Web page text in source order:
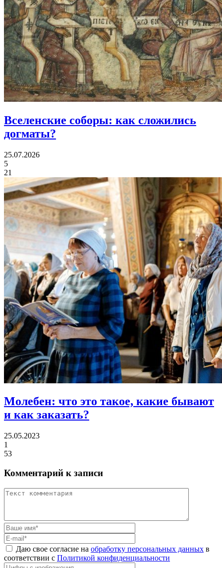
Вселенские соборы: как сложились
догматы?
25.07.2026
5
21
Молебен: что это такое, какие бывают
и как заказать?
25.05.2023
1
53
Комментарий к записи
Даю свое согласие на обработку персональных данных в
соответствии с Политикой конфиденциальности